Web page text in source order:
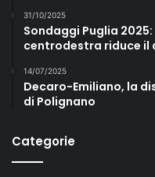
31/10/2025
Sondaggi Puglia
centrodestra riduce il
14/07/2025
Decaro-Emiliano, la
di Polignano
Categorie